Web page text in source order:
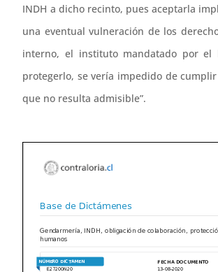
INDH a dicho recinto, pues aceptarla
una eventual vulneración de los
interno, el instituto mandatado por el
protegerlo, se vería impedido de
que no resulta admisible”.